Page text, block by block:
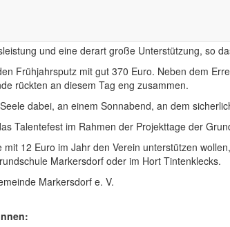
Tag die letzten Arbeiten für den Ruhe- und
und eine derart große Unterstützung, so
Frühjahrsputz mit gut 370 Euro. Neben dem
rückten an diesem Tag eng zusammen.
dabei, an einem Sonnabend, an dem
Talentefest im Rahmen der Projekttage der
mit 12 Euro im Jahr den Verein unterstützen
Markersdorf oder im Hort Tintenklecks.
Markersdorf e. V.